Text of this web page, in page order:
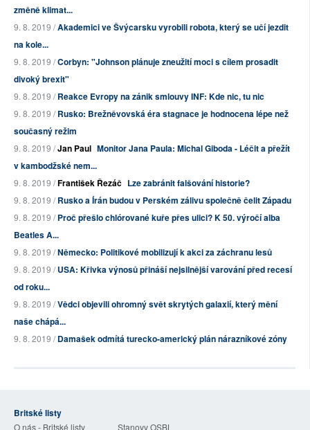
změně klimat...
9. 8. 2019 /Akademici ve Švýcarsku vyrobili robota, který se učí jezdit
na kole...
9. 8. 2019 /Corbyn: "Johnson plánuje zneužití moci s cílem prosadit
divoký brexit"
9. 8. 2019 /Reakce Evropy na zánik smlouvy INF: Kde nic, tu nic
9. 8. 2019 /Rusko: Brežněvovská éra stagnace je hodnocena lépe než
současný režim
9. 8. 2019 /Jan Paul Monitor Jana Paula: Michal Giboda - Léčit a přežít
v kambodžské nem...
9. 8. 2019 /František Řezáč Lze zabránit falšování historie?
9. 8. 2019 /Rusko a Írán budou v Perském zálivu společně čelit Západu
9. 8. 2019 /Proč přešlo chlórované kuře přes ulici? K 50. výročí alba
Beatles A...
9. 8. 2019 /Německo: Politikové mobilizují k akci za záchranu lesů
9. 8. 2019 /USA: Křivka výnosů přináší nejsilnější varování před recesí
od roku...
9. 8. 2019 /Vědci objevili ohromný svět skrytých galaxií, který mění
naše chápá...
9. 8. 2019 /Damašek odmítá turecko-americký plán nárazníkové zóny
Britské listy
O nás - Britské listy Stanovy OSBL